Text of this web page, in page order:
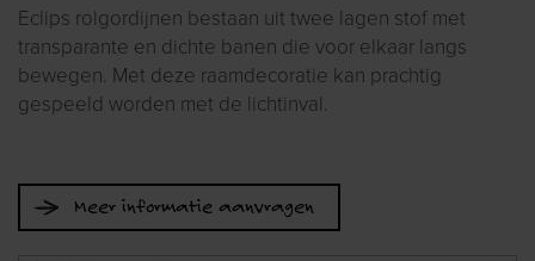
Eclips rolgordijnen bestaan uit twee lagen stof met
transparante en dichte banen die voor elkaar langs
bewegen. Met deze raamdecoratie kan prachtig
gespeeld worden met de lichtinval.
Meer informatie aanvragen